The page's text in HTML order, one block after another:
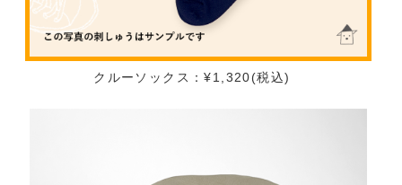
クルーソックス：¥1,320(税込)